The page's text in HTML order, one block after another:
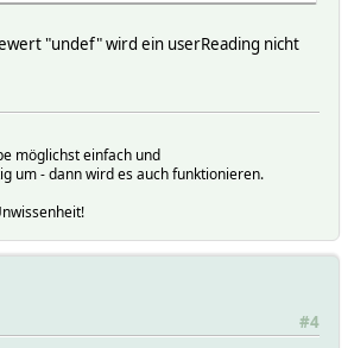
"undef" wird ein userReading nicht
möglichst einfach und
um - dann wird es auch funktionieren.
#4